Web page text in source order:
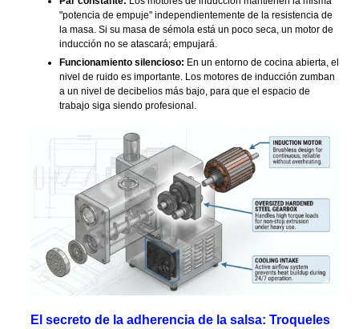
"potencia de empuje" independientemente de la resistencia de
la masa. Si su masa de sémola está un poco seca, un motor de
inducción no se atascará; empujará.
Funcionamiento silencioso: En un entorno de cocina abierta, el
nivel de ruido es importante. Los motores de inducción zumban
a un nivel de decibelios más bajo, para que el espacio de
trabajo siga siendo profesional.
El secreto de la adherencia de la salsa: Troqueles